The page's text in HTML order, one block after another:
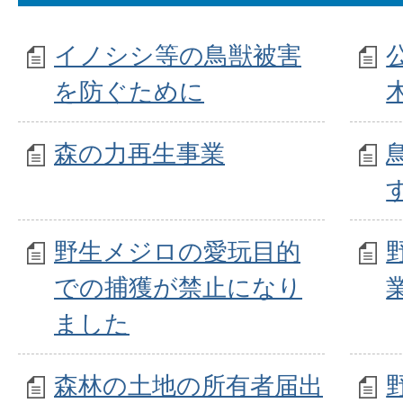
イノシシ等の鳥獣被害
を防ぐために
森の力再生事業
野生メジロの愛玩目的
での捕獲が禁止になり
ました
森林の土地の所有者届出